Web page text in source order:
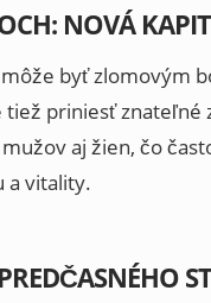
NOVÁ
môže byť zlomovým
priniesť znateľné
aj žien, čo
a vitality.